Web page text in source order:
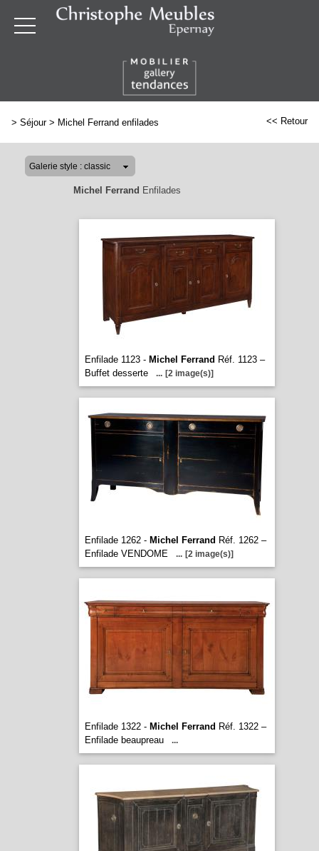
> Séjour> Michel Ferrand enfilades << Retour
Michel Ferrand Enfilades
Enfilade 1123 - Michel Ferrand Réf. 1123 –
Buffet desserte
... [2 image(s)]
Enfilade 1262 - Michel Ferrand Réf. 1262 –
Enfilade VENDOME
... [2 image(s)]
Enfilade 1322 - Michel Ferrand Réf. 1322 –
Enfilade beaupreau
...